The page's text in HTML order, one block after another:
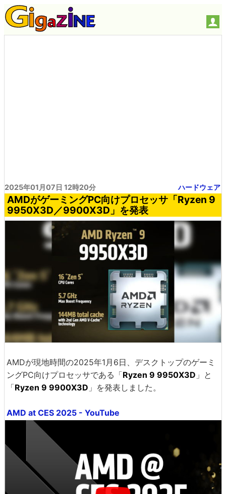
2025年01月07日 12時20分 ハードウェア
AMDがゲーミングPC向けプロセッサ「Ryzen 9
9950X3D／9900X3D」を発表
AMDが現地時間の2025年1月6日、デスクトップのゲーミ
ングPC向けプロセッサである「Ryzen 9 9950X3D 」と
「Ryzen 9 9900X3D 」を発表しました。
AMD at CES 2025 - YouTube